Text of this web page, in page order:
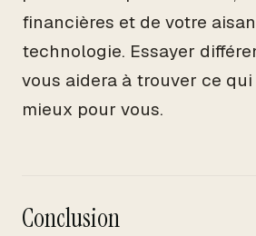
financières et de votre
technologie. Essayer
vous aidera à trouver ce
mieux pour vous.
Conclusion